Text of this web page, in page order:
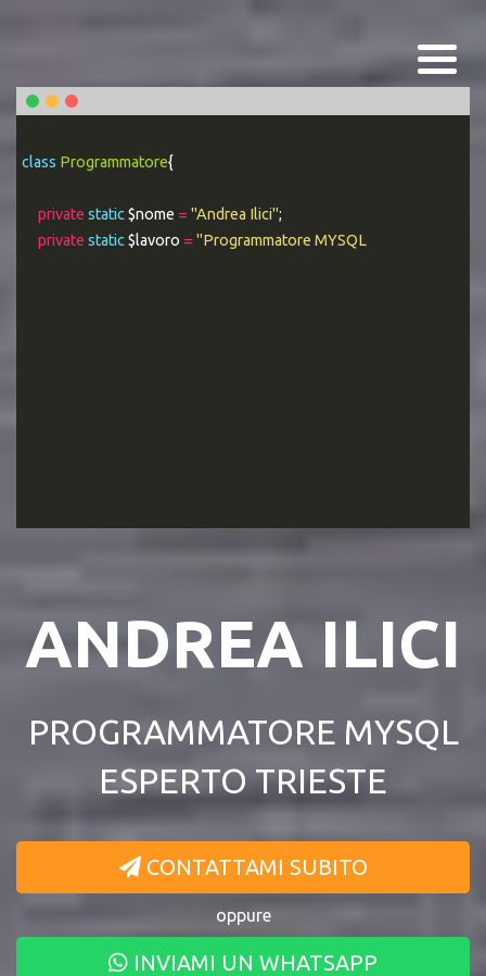
class Programmatore{
private static$nome = "Andrea Ilici";
private static$lavoro = "Programmatore MYSQL Esperto"
ANDREA ILICI
PROGRAMMATORE MYSQL
ESPERTO TRIESTE
CONTATTAMI SUBITO
oppure
INVIAMI UN WHATSAPP